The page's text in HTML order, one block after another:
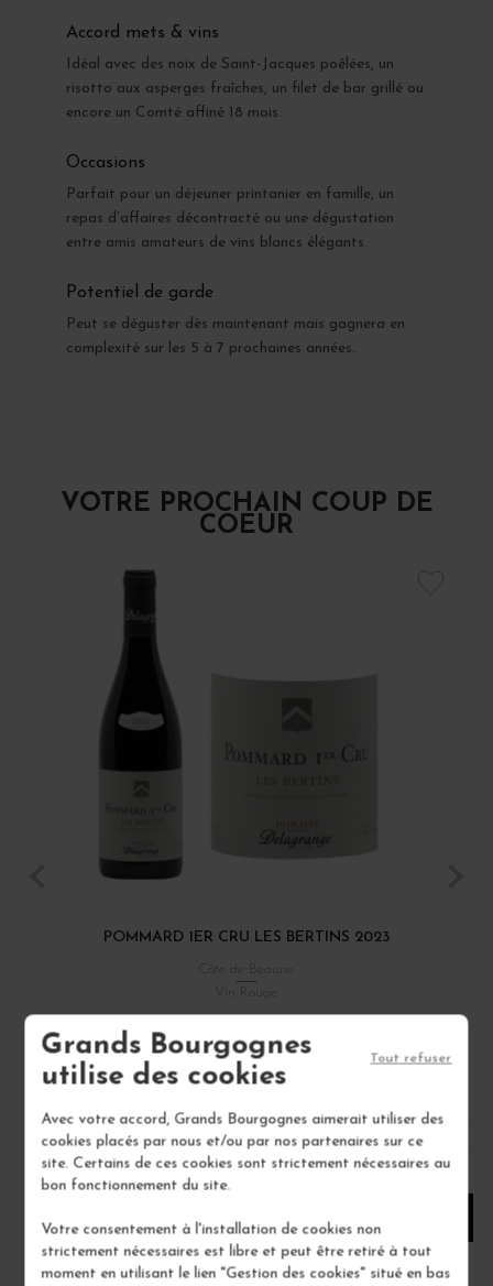
Grands Bourgognes
utilise des cookies
Avec votre accord, Grands Bourgognes aimerait utiliser des
cookies placés par nous et/ou par nos partenaires sur ce
site. Certains de ces cookies sont strictement nécessaires au
bon fonctionnement du site.
Votre consentement à l'installation de cookies non
strictement nécessaires est libre et peut être retiré à tout
moment en utilisant le lien "Gestion des cookies" situé en bas
Tout refuser
Accord mets & vins
Idéal avec des noix de Saint-Jacques poêlées, un
risotto aux asperges fraîches, un filet de bar grillé ou
encore un Comté affiné 18 mois.
Occasions
Parfait pour un déjeuner printanier en famille, un
repas d’affaires décontracté ou une dégustation
entre amis amateurs de vins blancs élégants.
Potentiel de garde
Peut se déguster dès maintenant mais gagnera en
complexité sur les 5 à 7 prochaines années.
VOTRE PROCHAIN COUP DE
COEUR
POMMARD 1ER CRU LES BERTINS 2023
60,00 €
1